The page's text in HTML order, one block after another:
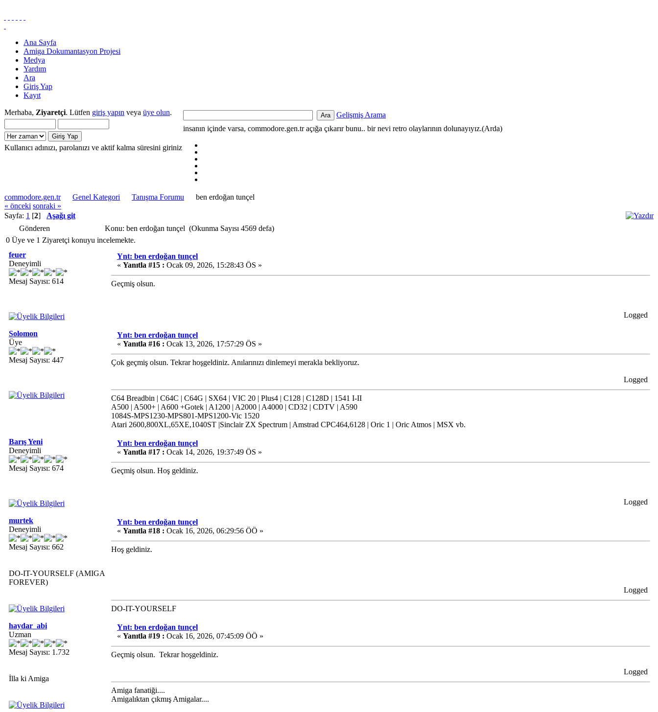
Ana Sayfa
Amiga Dokumantasyon Projesi
Medya
Yardım
Ara
Giriş Yap
Kayıt
Merhaba, Ziyaretçi. Lütfen giriş yapın veya üye olun.
Kullanıcı adınızı, parolanızı ve aktif kalma süresini giriniz
Gelişmiş Arama
insanın içinde varsa, commodore.gen.tr açığa çıkarır bunu.. bir nevi retro olaylarının dolunayıyız.(Arda)
commodore.gen.tr Genel Kategori Tanışma Forumu
ben erdoğan tunçel
« önceki sonraki »
Sayfa: 1 [2] Aşağı git
Gönderen
Konu: ben erdoğan tunçel (Okunma Sayısı 4569 defa)
0 Üye ve 1 Ziyaretçi konuyu incelemekte.
feuer
Deneyimli
Mesaj Sayısı: 614
Ynt: ben erdoğan tunçel
« Yanıtla #15 : Ocak 09, 2026, 15:28:43 ÖS »
Geçmiş olsun.
Logged
Solomon
Üye
Mesaj Sayısı: 447
Ynt: ben erdoğan tunçel
« Yanıtla #16 : Ocak 13, 2026, 17:57:29 ÖS »
Çok geçmiş olsun. Tekrar hoşgeldiniz. Anılarınızı dinlemeyi merakla bekliyoruz.
Logged
C64 Breadbin | C64C | C64G | SX64 | VIC 20 | Plus4 | C128 | C128D | 1541 I-II
A500 | A500+ | A600 +Gotek | A1200 | A2000 | A4000 | CD32 | CDTV | A590
1084S-MPS1230-MPS801-MPS1200-Vic 1520
Atari 2600,800XL,65XE,1040ST |Sinclair ZX Spectrum | Amstrad CPC464,6128 | Oric 1 | Oric Atmos | MSX vb.
Barış Yeni
Deneyimli
Mesaj Sayısı: 674
Ynt: ben erdoğan tunçel
« Yanıtla #17 : Ocak 14, 2026, 19:37:49 ÖS »
Geçmiş olsun. Hoş geldiniz.
Logged
murtek
Deneyimli
Mesaj Sayısı: 662
DO-IT-YOURSELF (AMIGA
FOREVER)
Ynt: ben erdoğan tunçel
« Yanıtla #18 : Ocak 16, 2026, 06:29:56 ÖÖ »
Hoş geldiniz.
Logged
DO-IT-YOURSELF
haydar_abi
Uzman
Mesaj Sayısı: 1.732
İlla ki Amiga
Ynt: ben erdoğan tunçel
« Yanıtla #19 : Ocak 16, 2026, 07:45:09 ÖÖ »
Geçmiş olsun. Tekrar hoşgeldiniz.
Logged
Amiga fanatiği....
Amigalıktan çıkmış Amigalar....